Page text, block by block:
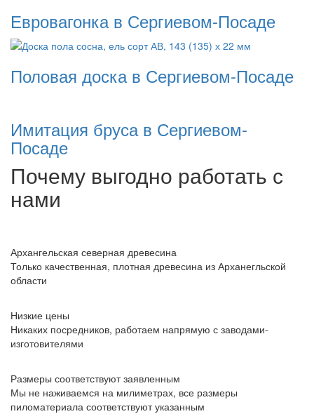
Евровагонка в Сергиевом-Посаде
Половая доска в Сергиевом-Посаде
Имитация бруса в Сергиевом-
Посаде
Почему выгодно работать с
нами
Архангельская северная древесина
Только качественная, плотная древесина из Арханегльской
области
Низкие цены
Никаких посредников, работаем напрямую с заводами-
изготовителями
Размеры соответствуют заявленным
Мы не наживаемся на милиметрах, все размеры
пиломатериала соответствуют указанным